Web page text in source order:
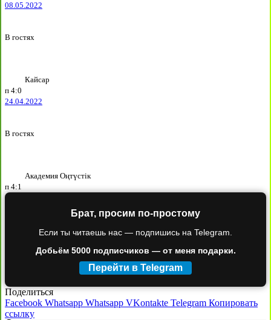
08.05.2022
В гостях
Кайсар
п 4:0
24.04.2022
В гостях
Академия Оңтүстік
п 4:1
Брат, просим по-простому
Если ты читаешь нас — подпишись на Telegram.
Добьём 5000 подписчиков — от меня подарки.
Перейти в Telegram
Поделиться
Facebook Whatsapp Whatsapp VKontakte Telegram Копировать
ссылку